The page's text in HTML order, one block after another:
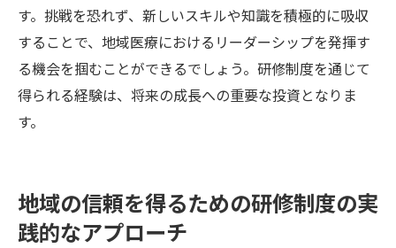
す。挑戦を恐れず、新しいスキルや知識を積極的に吸収
することで、地域医療におけるリーダーシップを発揮す
る機会を掴むことができるでしょう。研修制度を通じて
得られる経験は、将来の成長への重要な投資となりま
す。
地域の信頼を得るための研修制度の実
践的なアプローチ